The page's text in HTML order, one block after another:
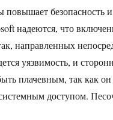
безопасность
надеются, что
направленных
уязвимость, и
плачевным, так как
доступом.